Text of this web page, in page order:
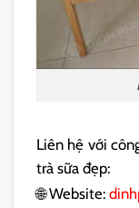
Liên hệ với
trà sữa đẹp:
🌐 Website: